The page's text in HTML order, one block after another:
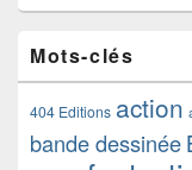
Mots-clés
404 Editions action
bande dessinée